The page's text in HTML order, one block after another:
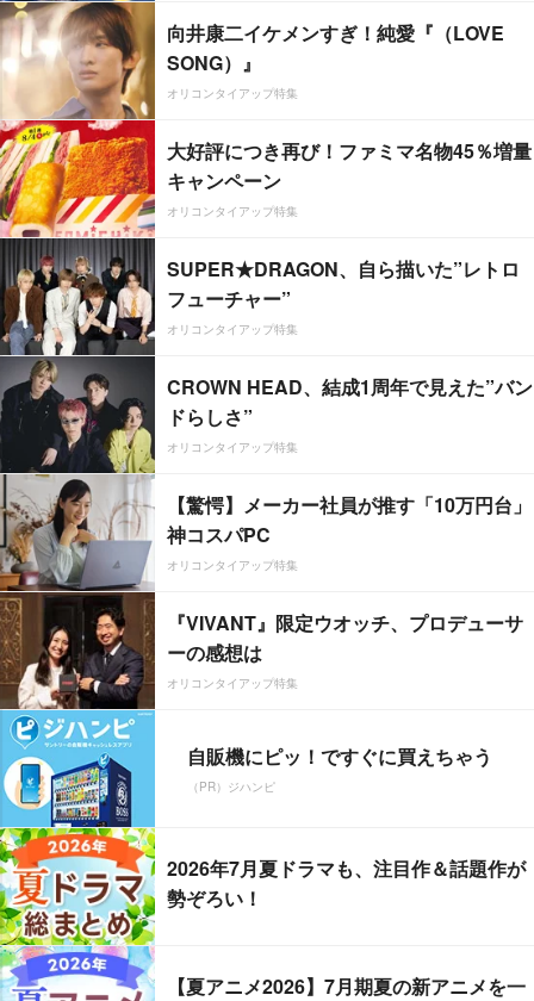
向井康二イケメンすぎ！純愛『（LOVE
SONG）』
オリコンタイアップ特集
大好評につき再び！ファミマ名物45％増量
キャンペーン
オリコンタイアップ特集
SUPER★DRAGON、自ら描いた”レトロ
フューチャー”
オリコンタイアップ特集
CROWN HEAD、結成1周年で見えた”バン
ドらしさ”
オリコンタイアップ特集
【驚愕】メーカー社員が推す「10万円台」
神コスパPC
オリコンタイアップ特集
『VIVANT』限定ウオッチ、プロデューサ
ーの感想は
オリコンタイアップ特集
自販機にピッ！ですぐに買えちゃう
（PR）ジハンピ
2026年7月夏ドラマも、注目作＆話題作が
勢ぞろい！
【夏アニメ2026】7月期夏の新アニメを一